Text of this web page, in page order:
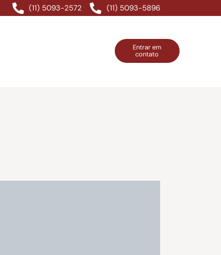
(11) 5093-2572 (11) 5093-5896
Entrar em
contato